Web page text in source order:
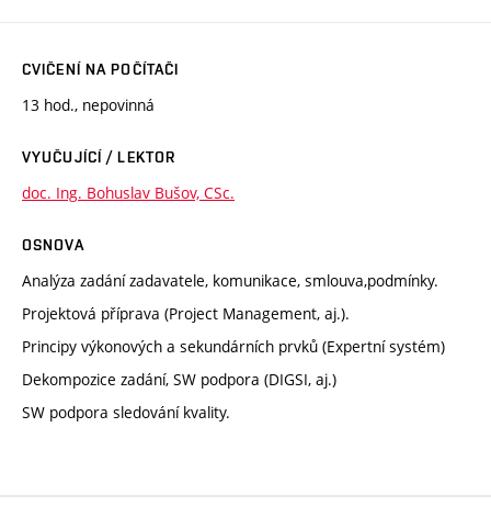
CVIČENÍ NA POČÍTAČI
13 hod., nepovinná
VYUČUJÍCÍ / LEKTOR
doc. Ing. Bohuslav Bušov, CSc.
OSNOVA
Analýza zadání zadavatele, komunikace, smlouva,podmínky.
Projektová příprava (Project Management, aj.).
Principy výkonových a sekundárních prvků (Expertní systém)
Dekompozice zadání, SW podpora (DIGSI, aj.)
SW podpora sledování kvality.